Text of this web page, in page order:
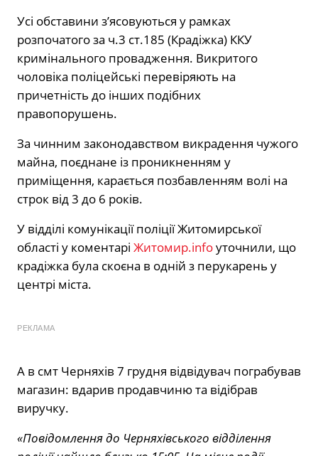
Усі обставини з’ясовуються у рамках
розпочатого за ч.3 ст.185 (Крадіжка) ККУ
кримінального провадження. Викритого
чоловіка поліцейські перевіряють на
причетність до інших подібних
правопорушень.
За чинним законодавством викрадення чужого
майна, поєднане із проникненням у
приміщення, карається позбавленням волі на
строк від 3 до 6 років.
У відділі комунікації поліції Житомирської
області у коментарі Житомир.infoуточнили, що
крадіжка була скоєна в одній з перукарень у
центрі міста.
РЕКЛАМА
А в смт Черняхів 7 грудня відвідувач пограбував
магазин: вдарив продавчиню та відібрав
виручку.
«Повідомлення до Черняхівського відділення